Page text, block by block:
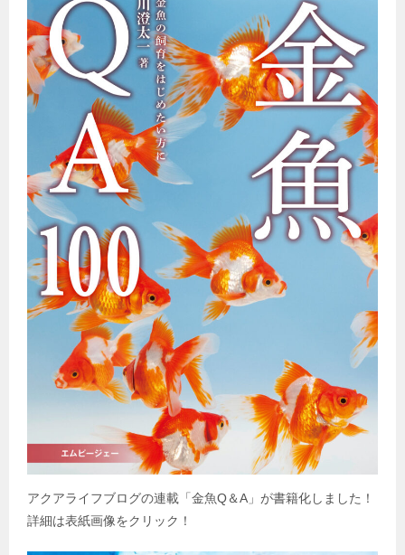
アクアライフブログの連載「金魚Q＆A 」が書籍化しました！
詳細は表紙画像をクリック！